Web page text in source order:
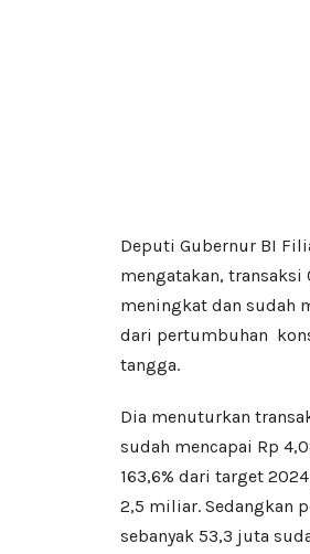
Deputi Gubernur BI
mengatakan, transaksi
meningkat dan sudah
dari pertumbuhan
tangga.
Dia menuturkan
sudah mencapai Rp
163,6% dari target
2,5 miliar. Sedangkan
sebanyak 53,3 juta